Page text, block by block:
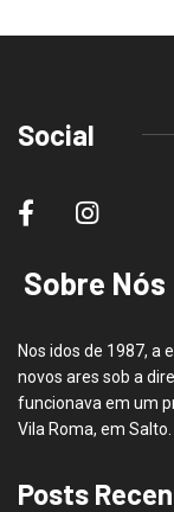
Social
Sobre Nós
Nos idos de 1987, a
novos ares sob a
funcionava em um
Vila Roma, em Salto.
Posts